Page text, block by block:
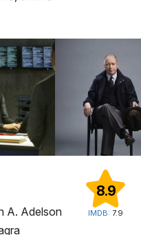
8.9
IMDB: 7.9
A. Adelson